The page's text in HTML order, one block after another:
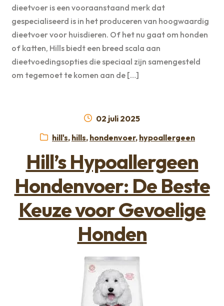
dieetvoer is een vooraanstaand merk dat
gespecialiseerd is in het produceren van hoogwaardig
dieetvoer voor huisdieren. Of het nu gaat om honden
of katten, Hills biedt een breed scala aan
dieetvoedingsopties die speciaal zijn samengesteld
om tegemoet te komen aan de […]
Geplaatst
02 juli 2025
Categorieën:
hill's, hills, hondenvoer, hypoallergeen
Hill’s Hypoallergeen
Hondenvoer: De Beste
Keuze voor Gevoelige
Honden